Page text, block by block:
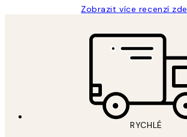
Zobrazit více recenzí zde
RYCHLÉ